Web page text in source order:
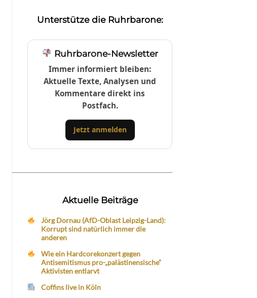
Unterstütze die Ruhrbarone:
Ruhrbarone-Newsletter
Immer informiert bleiben:
Aktuelle Texte, Analysen und
Kommentare direkt ins
Postfach.
Jetzt anmelden
Aktuelle Beiträge
Jörg Dornau (AfD-Oblast Leipzig-Land):
Korrupt sind natürlich immer die
anderen
Wie ein Hardcorekonzert gegen
Antisemitismus pro-„palästinensische“
Aktivisten entlarvt
Coffins live in Köln